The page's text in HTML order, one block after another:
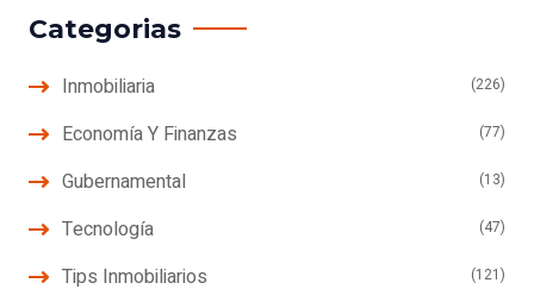
Categorias
Inmobiliaria (226)
Economía Y Finanzas (77)
Gubernamental (13)
Tecnología (47)
Tips Inmobiliarios (121)